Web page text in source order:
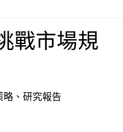
戰市場規
略、研究報告